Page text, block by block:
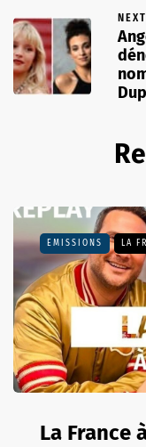
NEXT
EMISSIONS LA
La France